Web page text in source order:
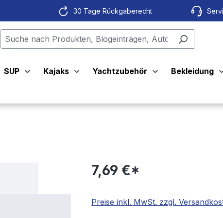
30 Tage Rückgaberecht
SUP Kajaks Yachtzubehör Bekleidung
7,69 €*
Preise inkl. MwSt. zzgl.